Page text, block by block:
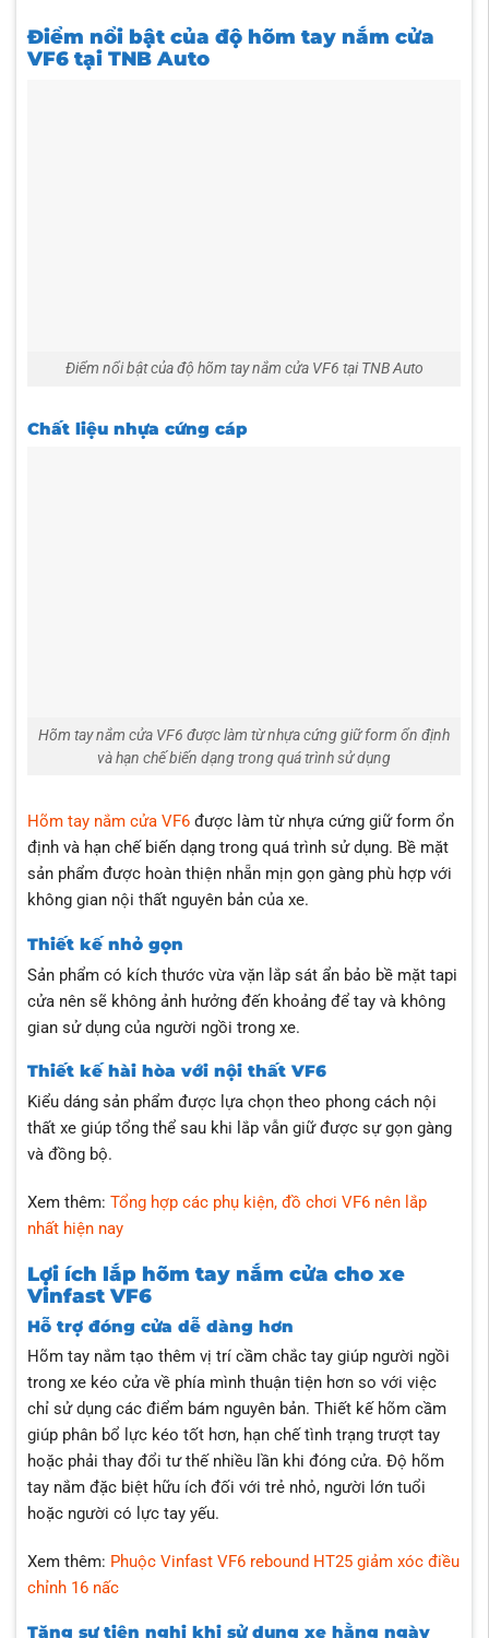
Điểm nổi bật của độ hõm tay nắm cửa
VF6 tại TNB Auto
Điểm nổi bật của độ hõm tay nắm cửa VF6 tại TNB Auto
Chất liệu nhựa cứng cáp
Hõm tay nắm cửa VF6 được làm từ nhựa cứng giữ form ổn định
và hạn chế biến dạng trong quá trình sử dụng
Hõm tay nắm cửa VF6được làm từ nhựa cứng giữ form ổn
định và hạn chế biến dạng trong quá trình sử dụng. Bề mặt
sản phẩm được hoàn thiện nhẵn mịn gọn gàng phù hợp với
không gian nội thất nguyên bản của xe.
Thiết kế nhỏ gọn
Sản phẩm có kích thước vừa vặn lắp sát ẩn bảo bề mặt tapi
cửa nên sẽ không ảnh hưởng đến khoảng để tay và không
gian sử dụng của người ngồi trong xe.
Thiết kế hài hòa với nội thất VF6
Kiểu dáng sản phẩm được lựa chọn theo phong cách nội
thất xe giúp tổng thể sau khi lắp vẫn giữ được sự gọn gàng
và đồng bộ.
Xem thêm: Tổng hợp các phụ kiện, đồ chơi VF6 nên lắp
nhất hiện nay
Lợi ích lắp hõm tay nắm cửa cho xe
Vinfast VF6
Hỗ trợ đóng cửa dễ dàng hơn
Hõm tay nắm tạo thêm vị trí cầm chắc tay giúp người ngồi
trong xe kéo cửa về phía mình thuận tiện hơn so với việc
chỉ sử dụng các điểm bám nguyên bản. Thiết kế hõm cầm
giúp phân bổ lực kéo tốt hơn, hạn chế tình trạng trượt tay
hoặc phải thay đổi tư thế nhiều lần khi đóng cửa. Độ hõm
tay nắm đặc biệt hữu ích đối với trẻ nhỏ, người lớn tuổi
hoặc người có lực tay yếu.
Xem thêm: Phuộc Vinfast VF6 rebound HT25 giảm xóc điều
chỉnh 16 nấc
Tăng sự tiện nghi khi sử dụng xe hằng ngày